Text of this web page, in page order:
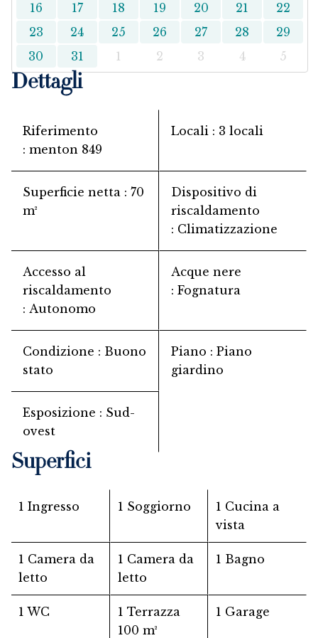
16
17 18 19 20 21
22
23
24 25 26 27 28
29
30
31 1 2 3 4 5
Dettagli
Riferimento
menton 849
Locali 3 locali
Superficie netta
70
m²
Dispositivo di
riscaldamento
Climatizzazione
Accesso al
riscaldamento
Autonomo
Acque nere
Fognatura
Condizione
Buono
stato
Piano
Piano
giardino
Esposizione
Sud-
ovest
Superfici
1 Ingresso 1 Soggiorno
1 Cucina a
vista
1 Camera da
letto
1 Camera da
letto
1 Bagno
1 WC
1 Terrazza
100 m²
1 Garage